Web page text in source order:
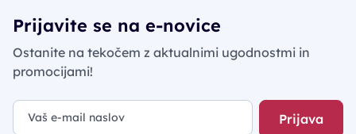
Prijavite se na e-novice
Ostanite na tekočem z aktualnimi ugodnostmi in
promocijami!
Prijava